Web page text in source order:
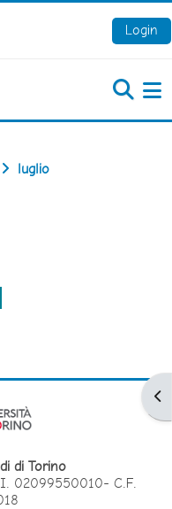
Login
luglio
di Torino
02099550010- C.F.